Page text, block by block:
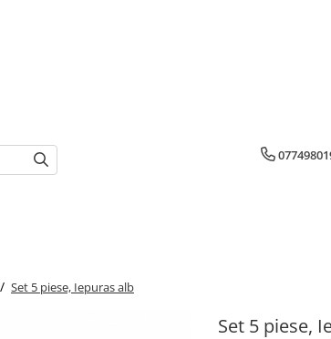
Set 5 piese, Iepuras alb
Set 5 piese,